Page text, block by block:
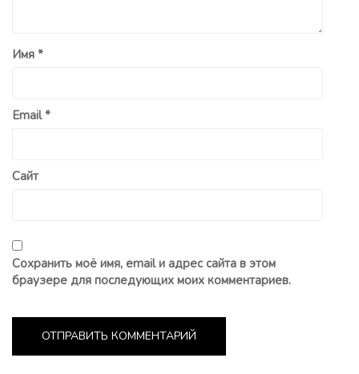
Имя *
Email*
Сайт
Сохранить моё имя, email и адрес сайта в этом
браузере для последующих моих комментариев.